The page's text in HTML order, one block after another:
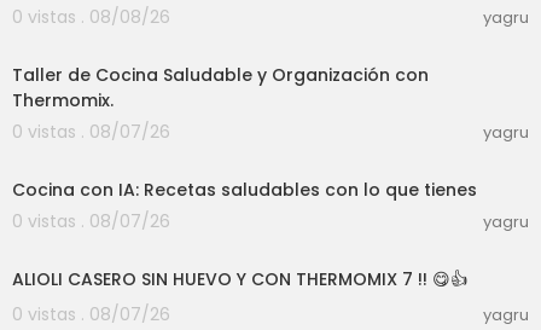
0 vistas . 08/08/26
yagru
Taller de Cocina Saludable y Organización con
Thermomix.
0 vistas . 08/07/26
yagru
Cocina con IA: Recetas saludables con lo que tienes
0 vistas . 08/07/26
yagru
ALIOLI CASERO SIN HUEVO Y CON THERMOMIX 7 !! 😋👍
0 vistas . 08/07/26
yagru